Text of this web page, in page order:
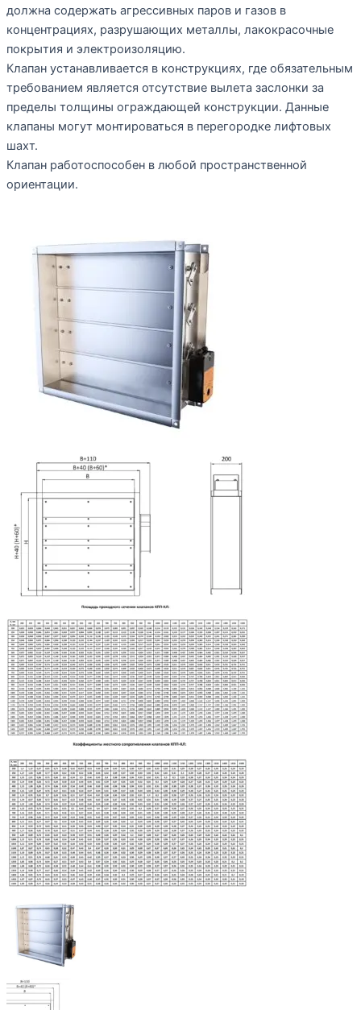
должна содержать агрессивных паров и газов в
концентрациях, разрушающих металлы, лакокрасочные
покрытия и электроизоляцию.
Клапан устанавливается в конструкциях, где обязательным
требованием является отсутствие вылета заслонки за
пределы толщины ограждающей конструкции. Данные
клапаны могут монтироваться в перегородке лифтовых
шахт.
Клапан работоспособен в любой пространственной
ориентации.